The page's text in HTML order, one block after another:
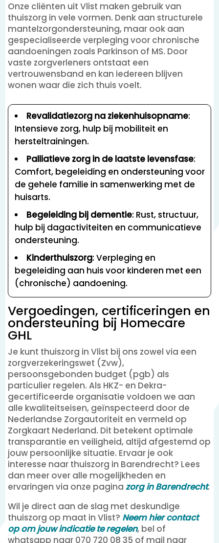
Onze cliënten uit Vlist maken gebruik van
thuiszorg in vele vormen. Denk aan structurele
mantelzorgondersteuning, maar ook aan
gespecialiseerde verpleging voor chronische
aandoeningen zoals Parkinson of MS. Door
vaste zorgverleners ontstaat een
vertrouwensband en kan iedereen blijven
wonen waar die zich thuis voelt.
Revalidatiezorg na ziekenhuisopname:
Intensieve zorg, hulp bij mobiliteit en
hersteltrainingen.
Palliatieve zorg in de laatste levensfase:
Comfort, begeleiding en ondersteuning voor
de gehele familie in samenwerking met de
huisarts.
Begeleiding bij dementie: Rust, structuur,
hulp bij dagactiviteiten en communicatieve
ondersteuning.
Kinderthuiszorg: Verpleging en
begeleiding aan huis voor kinderen met een
(chronische) aandoening.
Vergoedingen, certificeringen en
ondersteuning bij Homecare
GHL
Je kunt thuiszorg in Vlist bij ons zowel via een
zorgverzekeringswet (Zvw),
persoonsgebonden budget (pgb) als
particulier regelen. Als HKZ- en Dekra-
gecertificeerde organisatie voldoen we aan
alle kwaliteitseisen, geïnspecteerd door de
Nederlandse Zorgautoriteit en vermeld op
Zorgkaart Nederland. Dit betekent optimale
transparantie en veiligheid, altijd afgestemd op
jouw persoonlijke situatie. Ervaar je ook
interesse naar thuiszorg in Barendrecht? Lees
dan meer over alle mogelijkheden en
ervaringen via onze paginazorg in Barendrecht.
Wil je direct aan de slag met deskundige
thuiszorg op maat in Vlist? Neem hier contact
op om jouw indicatie te regelen, bel of
whatsapp naar 070 720 08 35 of mail naar